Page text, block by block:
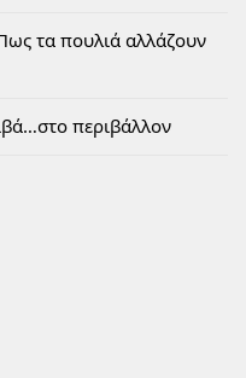
τα πουλιά αλλάζουν
περιβάλλον